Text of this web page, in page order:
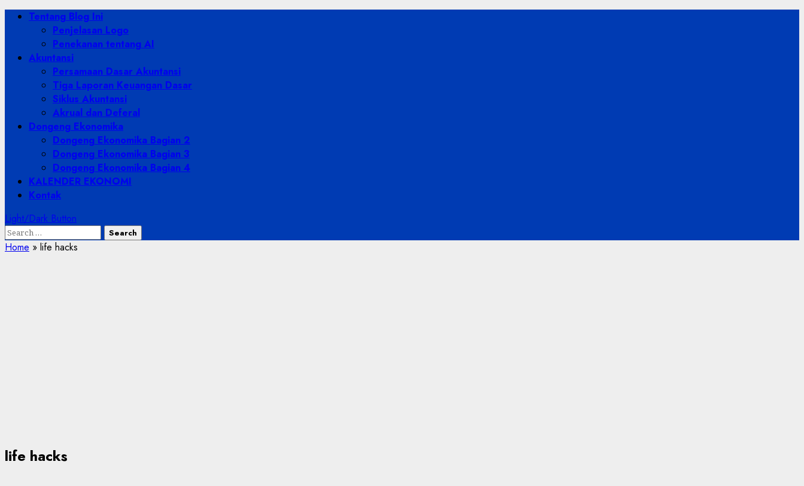
Skip
PrimaryTentang Blog Ini
Penjelasan Logo
Penekanan tentang AI
Akuntansi
Persamaan Dasar Akuntansi
Tiga Laporan Keuangan Dasar
Siklus Akuntansi
Akrual dan Deferal
Dongeng Ekonomika
Dongeng Ekonomika Bagian 2
Dongeng Ekonomika Bagian 3
Dongeng Ekonomika Bagian 4
KALENDER EKONOMI
Kontak
Light/Dark Button
Search
for:
Home » life hacks
life hacks